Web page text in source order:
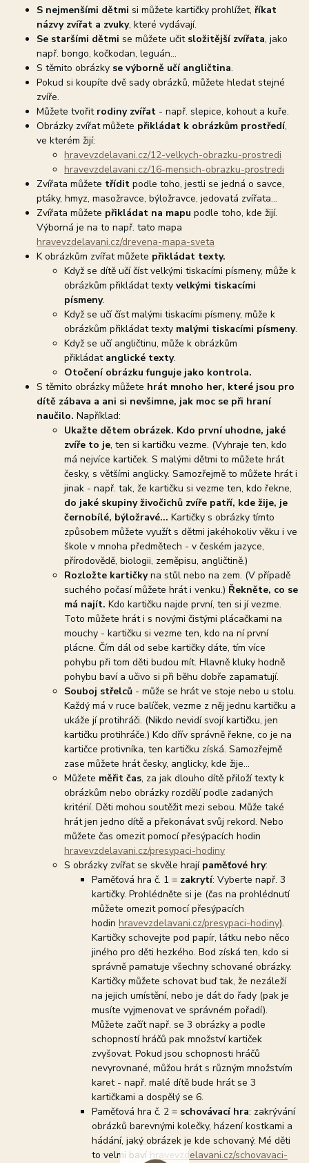
S nejmenšími dětmi si můžete kartičky prohlížet, říkat
názvy zvířat a zvuky, které vydávají.
Se staršími dětmi se můžete učit složitější zvířata, jako
např. bongo, kočkodan, leguán...
S těmito obrázky se výborně učí angličtina.
Pokud si koupíte dvě sady obrázků, můžete hledat stejné
zvíře.
Můžete tvořit rodiny zvířat - např. slepice, kohout a kuře.
Obrázky zvířat můžete přikládat k obrázkům prostředí,
ve kterém žijí:
hravevzdelavani.cz/12-velkych-obrazku-prostredi
hravevzdelavani.cz/16-mensich-obrazku-prostredi
Zvířata můžete třídit podle toho, jestli se jedná o savce,
ptáky, hmyz, masožravce, býložravce, jedovatá zvířata...
Zvířata můžete přikládat na mapu podle toho, kde žijí.
Výborná je na to např. tato mapa
hravevzdelavani.cz/drevena-mapa-sveta
K obrázkům zvířat můžete přikládat texty.
Když se dítě učí číst velkými tiskacími písmeny, může k
obrázkům přikládat textyvelkými tiskacími
písmeny.
Když se učí číst malými tiskacími písmeny, může k
obrázkům přikládat texty malými tiskacími písmeny.
Když se učí angličtinu, může k obrázkům
přikládatanglické texty.
Otočení obrázku funguje jako kontrola.
S těmito obrázky můžete hrát mnoho her, které jsou pro
dítě zábava a ani si nevšimne, jak moc se při hraní
naučilo.Například:
Ukažte dětem obrázek. Kdo první uhodne, jaké
zvíře to je, ten si kartičku vezme. (Vyhraje ten, kdo
má nejvíce kartiček. S malými dětmi to můžete hrát
česky, s většími anglicky. Samozřejmě to můžete hrát i
jinak - např. tak, že kartičku si vezme ten, kdo řekne,
do jaké skupiny živočichů zvíře patří, kde žije, je
černobílé, býložravé...Kartičky s obrázky tímto
způsobem můžete využít s dětmi jakéhokoliv věku i ve
škole v mnoha předmětech - v českém jazyce,
přírodovědě, biologii, zeměpisu, angličtině.)
Rozložte kartičkyna stůl nebo na zem. (V případě
suchého počasí můžete hrát i venku.) Řekněte, co se
má najít. Kdo kartičku najde první, ten si jí vezme.
Toto můžete hrát i s novými čistými plácačkami na
mouchy - kartičku si vezme ten, kdo na ní první
plácne. Čím dál od sebe kartičky dáte, tím více
pohybu při tom děti budou mít. Hlavně kluky hodně
pohybu baví a učivo si při běhu dobře zapamatují.
Souboj střelců - může se hrát ve stoje nebo u stolu.
Každý má v ruce balíček, vezme z něj jednu kartičku a
ukáže jí protihráči. (Nikdo nevidí svojí kartičku, jen
kartičku protihráče.) Kdo dřív správně řekne, co je na
kartičce protivníka, ten kartičku získá. Samozřejmě
zase můžete hrát česky, anglicky, kde žije...
Můžete měřit čas, za jak dlouho dítě přiloží texty k
obrázkům nebo obrázky rozdělí podle zadaných
kritérií. Děti mohou soutěžit mezi sebou. Může také
hrát jen jedno dítě a překonávat svůj rekord. Nebo
můžete čas omezit pomocí přesýpacích hodin
hravevzdelavani.cz/presypaci-hodiny
S obrázky zvířat se skvěle hrají paměťové hry:
Paměťová hra č. 1 = zakrytí: Vyberte např. 3
kartičky. Prohlédněte si je (čas na prohlédnutí
můžete omezit pomocí přesýpacích
hodinhravevzdelavani.cz/presypaci-hodiny).
Kartičky schovejte pod papír, látku nebo něco
jiného pro děti hezkého. Bod získá ten, kdo si
správně pamatuje všechny schované obrázky.
Kartičky můžete schovat buď tak, že nezáleží
na jejich umístění, nebo je dát do řady (pak je
musíte vyjmenovat ve správném pořadí).
Můžete začít např. se 3 obrázky a podle
schopností hráčů pak množství kartiček
zvyšovat. Pokud jsou schopnosti hráčů
nevyrovnané, můžou hrát s různým množstvím
karet - např. malé dítě bude hrát se 3
kartičkami a dospělý se 6.
Paměťová hra č. 2 = schovávací hra: zakrývání
obrázků barevnými kolečky, házení kostkami a
hádání, jaký obrázek je kde schovaný. Mé děti
to velmi baví hravevzdelavani.cz/schovavaci-